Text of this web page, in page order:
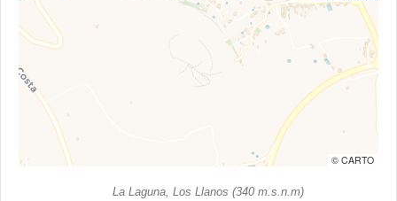
© CARTO
La Laguna, Los Llanos (340 m.s.n.m)